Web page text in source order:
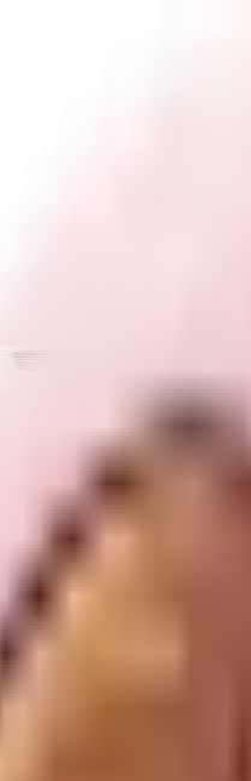
för lockdefinition och
Om du handlar via